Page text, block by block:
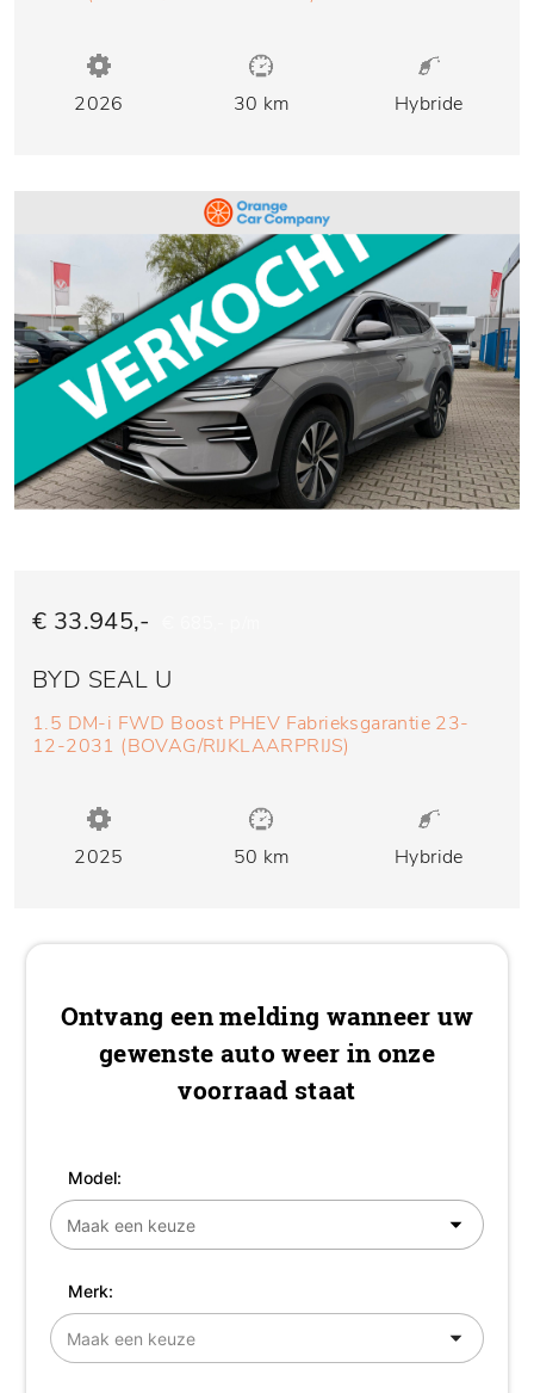
2026 30 km Hybride
€ 33.945,-
BYD SEAL U
1.5 DM-i FWD Boost PHEV Fabrieksgarantie 23-
12-2031 (BOVAG/RIJKLAARPRIJS)
2025 50 km Hybride
Ontvang een melding wanneer uw
gewenste auto weer in onze
voorraad staat
Model:
Merk: